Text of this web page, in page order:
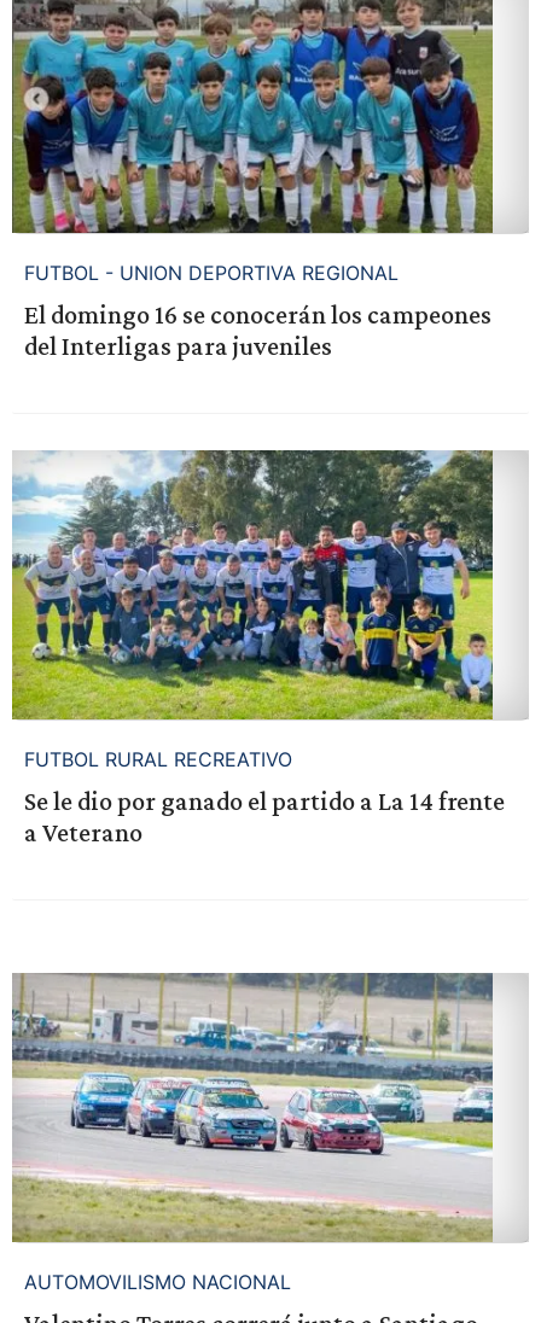
FUTBOL - UNION DEPORTIVA REGIONAL
El domingo 16 se conocerán los campeones
del Interligas para juveniles
FUTBOL RURAL RECREATIVO
Se le dio por ganado el partido a La 14 frente
a Veterano
AUTOMOVILISMO NACIONAL